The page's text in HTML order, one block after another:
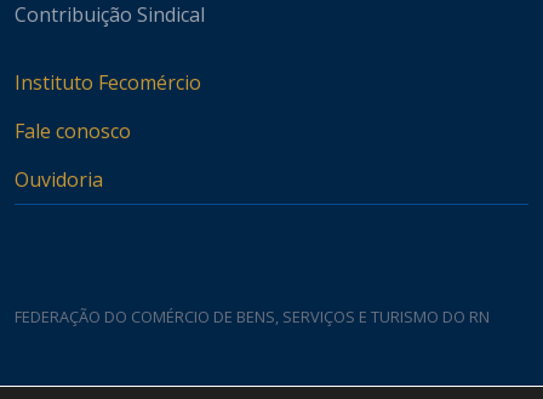
Contribuição Sindical
Instituto Fecomércio
Fale conosco
Ouvidoria
FEDERAÇÃO DO COMÉRCIO DE BENS, SERVIÇOS E TURISMO DO RN